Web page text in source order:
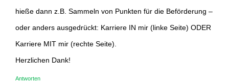
hieße dann z.B. Sammeln von Punkten für die Beförderung –
oder anders ausgedrückt: Karriere IN mir (linke Seite) ODER
Karriere MIT mir (rechte Seite).
Herzlichen Dank!
Antworten